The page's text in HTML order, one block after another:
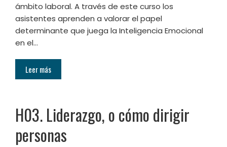
ámbito laboral. A través de este curso los
asistentes aprenden a valorar el papel
determinante que juega la Inteligencia Emocional
en el…
Leer más
H03. Liderazgo, o cómo dirigir
personas